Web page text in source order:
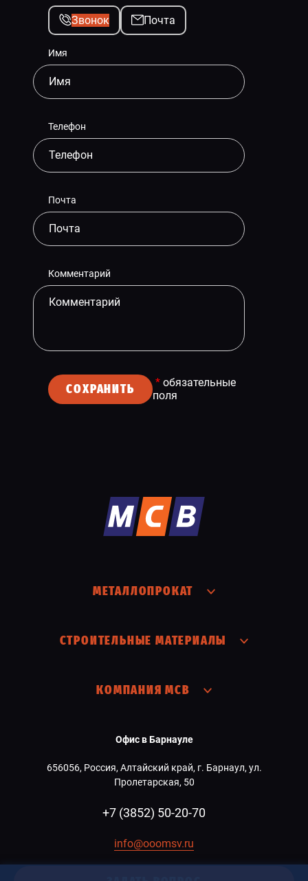
Звонок Почта
Имя
Телефон
Почта
Комментарий
СОХРАНИТЬ * обязательные
поля
МЕТАЛЛОПРОКАТ
СТРОИТЕЛЬНЫЕ МАТЕРИАЛЫ
КОМПАНИЯ МСВ
Офис в Барнауле
656056, Россия, Алтайский край, г. Барнаул, ул.
Пролетарская, 50
+7 (3852) 50-20-70
info@ooomsv.ru